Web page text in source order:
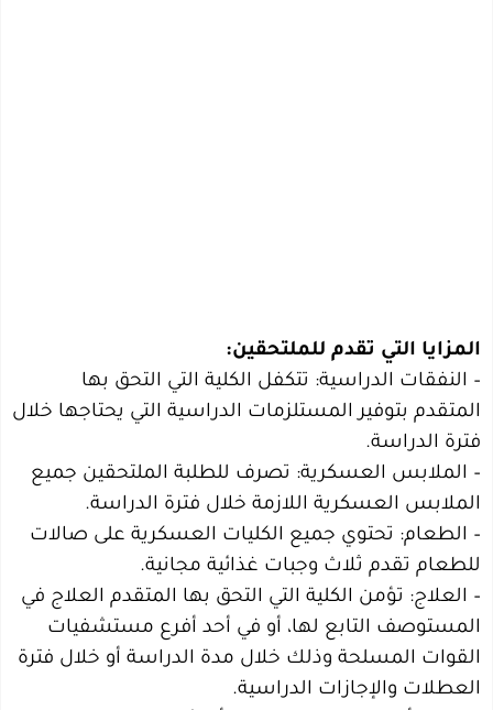
المزايا التي تقدم للملتحقين:
– النفقات الدراسية: تتكفل الكلية التي التحق بها
المتقدم بتوفير المستلزمات الدراسية التي يحتاجها خلال
فترة الدراسة.
– الملابس العسكرية: تصرف للطلبة الملتحقين جميع
الملابس العسكرية اللازمة خلال فترة الدراسة.
– الطعام: تحتوي جميع الكليات العسكرية على صالات
للطعام تقدم ثلاث وجبات غذائية مجانية.
– العلاج: تؤمن الكلية التي التحق بها المتقدم العلاج في
المستوصف التابع لها، أو في أحد أفرع مستشفيات
القوات المسلحة وذلك خلال مدة الدراسة أو خلال فترة
العطلات والإجازات الدراسية.